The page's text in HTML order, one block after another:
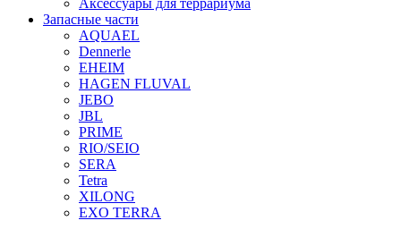
Аксессуары для террариума
Запасные части
AQUAEL
Dennerle
EHEIM
HAGEN FLUVAL
JEBO
JBL
PRIME
RIO/SEIO
SERA
Tetra
XILONG
EXO TERRA